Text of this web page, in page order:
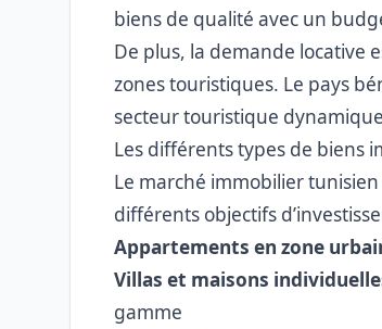
biens de qualité avec un
De plus, la demande locative
zones touristiques. Le pays
secteur touristique
Les différents types de biens
Le marché immobilier
différents objectifs
Appartements en zone
Villas et maisons
gamme